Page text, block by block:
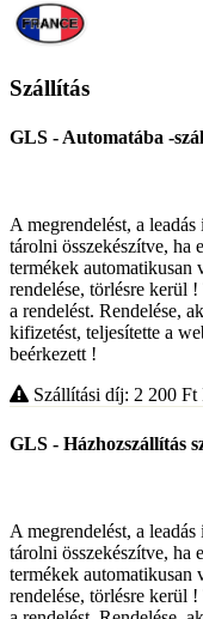
Szállítás
GLS - Automatába -
A megrendelést, a
tárolni összekészítve, ha
termékek automatikusan
rendelése, törlésre kerül
a rendelést. Rendelése,
kifizetést, teljesítette a
beérkezett !
Szállítási díj: 2 200 Ft
GLS - Házhozszállítás
A megrendelést, a
tárolni összekészítve, ha
termékek automatikusan
rendelése, törlésre kerül